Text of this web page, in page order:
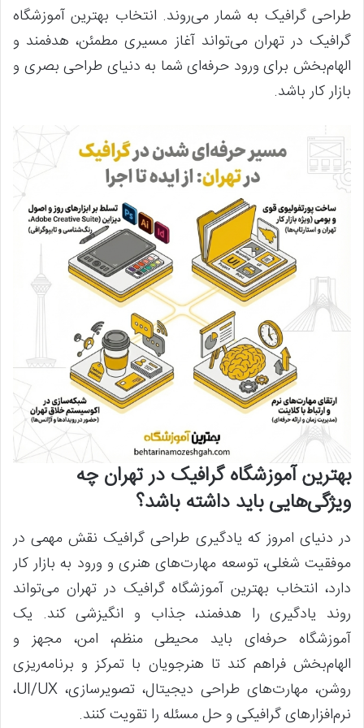
طراحی گرافیک به شمار می‌روند. انتخاب بهترین آموزشگاه
گرافیک در تهران می‌تواند آغاز مسیری مطمئن، هدفمند و
الهام‌بخش برای ورود حرفه‌ای شما به دنیای طراحی بصری و
بازار کار باشد.
بهترین آموزشگاه گرافیک در تهران چه
ویژگی‌هایی باید داشته باشد؟
در دنیای امروز که یادگیری طراحی گرافیک نقش مهمی در
موفقیت شغلی، توسعه مهارت‌های هنری و ورود به بازار کار
دارد، انتخاب بهترین آموزشگاه گرافیک در تهران می‌تواند
روند یادگیری را هدفمند، جذاب و انگیزشی کند. یک
آموزشگاه حرفه‌ای باید محیطی منظم، امن، مجهز و
الهام‌بخش فراهم کند تا هنرجویان با تمرکز و برنامه‌ریزی
روشن، مهارت‌های طراحی دیجیتال، تصویرسازی، UI/UX،
نرم‌افزارهای گرافیکی و حل مسئله را تقویت کنند.